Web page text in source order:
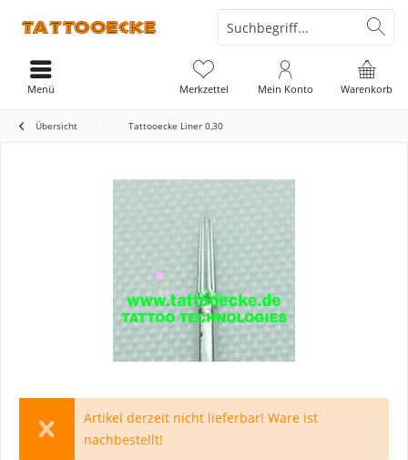
Warenkorb
Merkzettel Mein Konto
Menü
Übersicht Tattooecke Liner 0,30
Artikel derzeit nicht lieferbar! Ware ist
nachbestellt!